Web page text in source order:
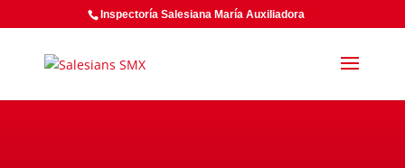
Inspectoría Salesiana María Auxiliadora